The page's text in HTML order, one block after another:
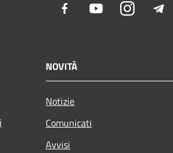
Facebook YoutubeInstagram
NOVITÀ
Notizie
Comunicati
Avvisi